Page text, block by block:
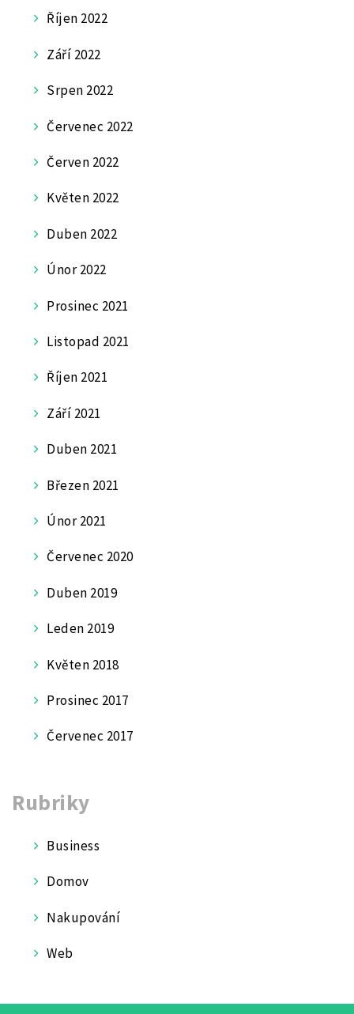
Říjen 2022
Září 2022
Srpen 2022
Červenec 2022
Červen 2022
Květen 2022
Duben 2022
Únor 2022
Prosinec 2021
Listopad 2021
Říjen 2021
Září 2021
Duben 2021
Březen 2021
Únor 2021
Červenec 2020
Duben 2019
Leden 2019
Květen 2018
Prosinec 2017
Červenec 2017
Rubriky
Business
Domov
Nakupování
Web